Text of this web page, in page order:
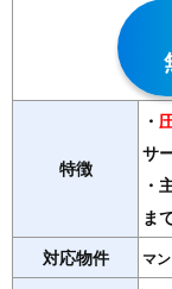
特徴
・
サ
・
ま
対応物件 マ